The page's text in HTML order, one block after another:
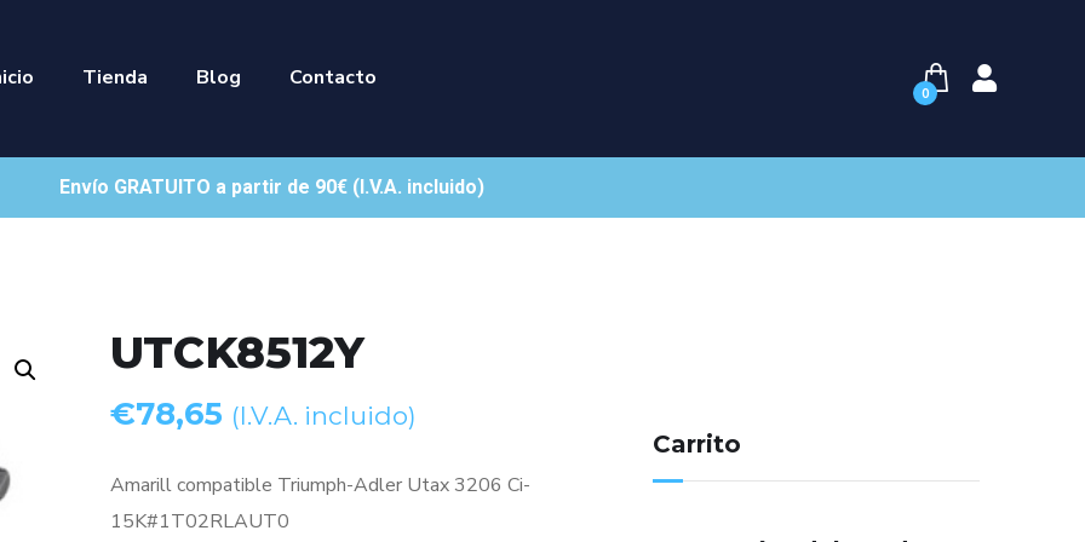
Tienda Blog Contacto
0
Envío GRATUITO a partir de 90€ (I.V.A. incluido)
UTCK8512Y
€78,65 (I.V.A. incluido)
Amarill compatible Triumph-Adler Utax 3206 Ci-
15K#1T02RLAUT0
Carrito